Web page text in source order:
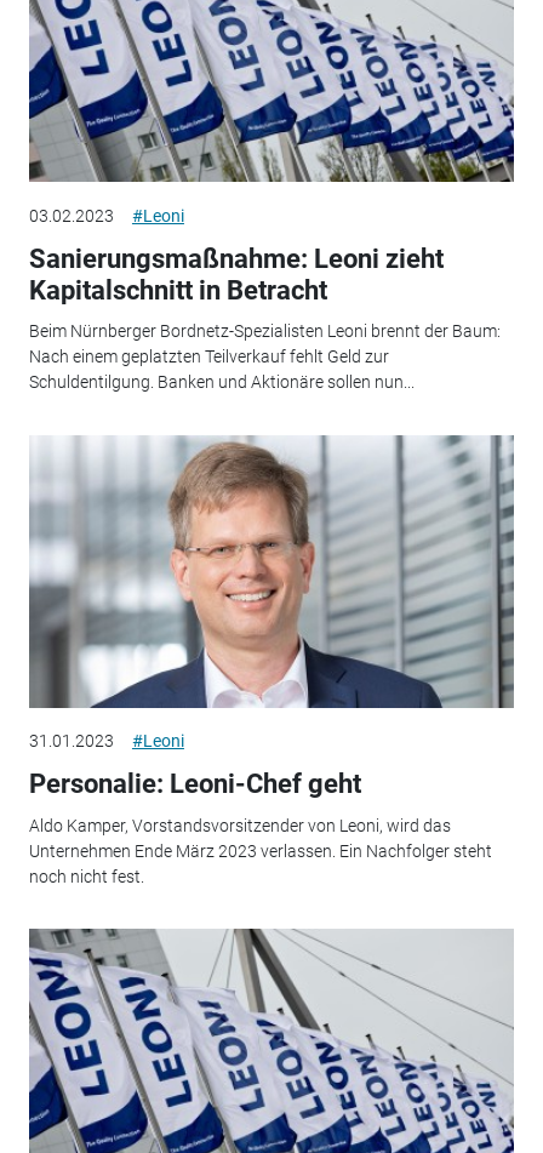
03.02.2023 #Leoni
Sanierungsmaßnahme: Leoni zieht
Kapitalschnitt in Betracht
Beim Nürnberger Bordnetz-Spezialisten Leoni brennt der Baum:
Nach einem geplatzten Teilverkauf fehlt Geld zur
Schuldentilgung. Banken und Aktionäre sollen nun...
31.01.2023 #Leoni
Personalie: Leoni-Chef geht
Aldo Kamper, Vorstandsvorsitzender von Leoni, wird das
Unternehmen Ende März 2023 verlassen. Ein Nachfolger steht
noch nicht fest.